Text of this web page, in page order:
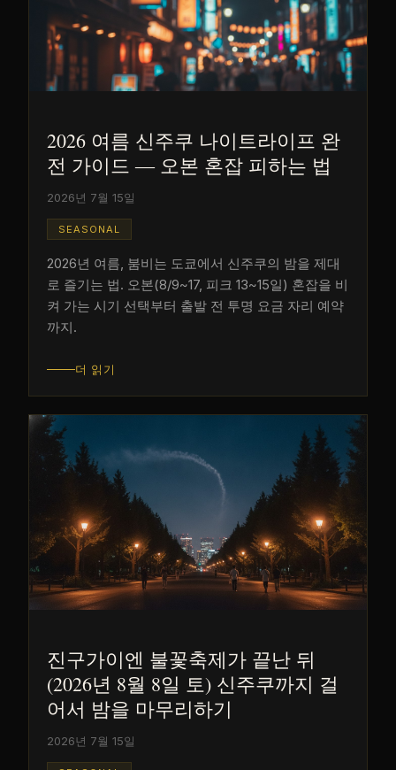
2026 여름 신주쿠 나이트라이프 완
전 가이드 ― 오본 혼잡 피하는 법
2026년 7월 15일
SEASONAL
2026년 여름, 붐비는 도쿄에서 신주쿠의 밤을 제대
로 즐기는 법. 오본(8/9~17, 피크 13~15일) 혼잡을 비
켜 가는 시기 선택부터 출발 전 투명 요금 자리 예약
까지.
더 읽기
진구가이엔 불꽃축제가 끝난 뒤
(2026년 8월 8일 토) 신주쿠까지 걸
어서 밤을 마무리하기
2026년 7월 15일